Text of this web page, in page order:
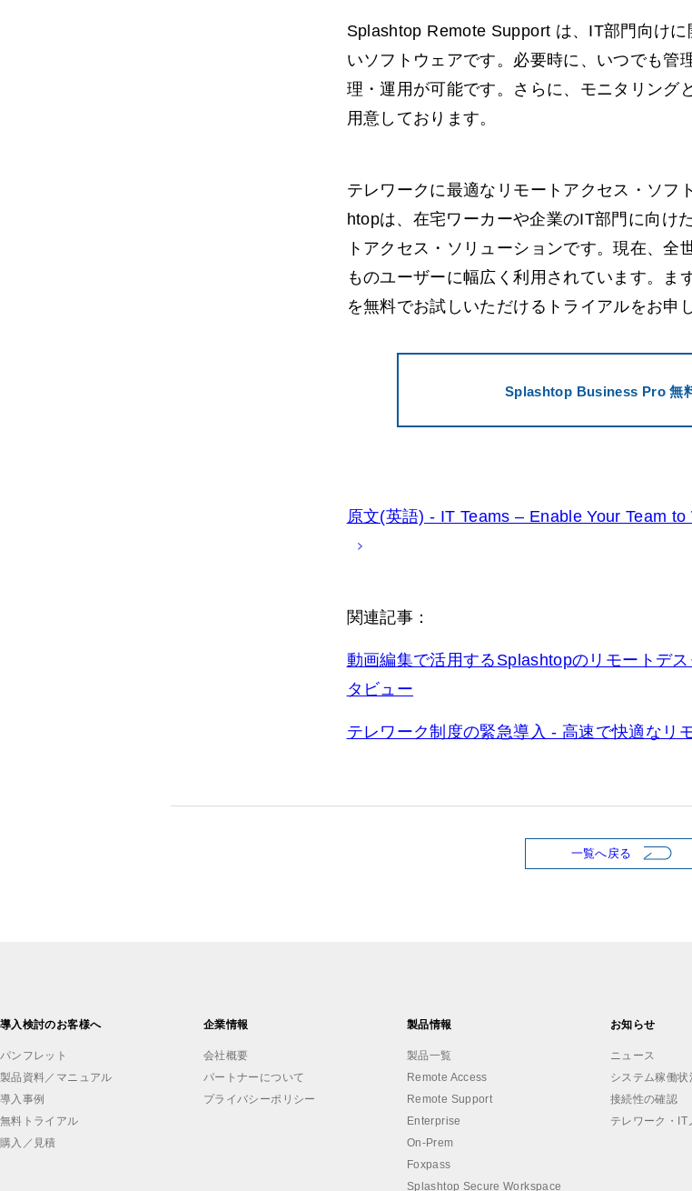
Splashtop Remote Support は、IT部門向け
いソフトウェアです。必要時に、いつでも管
理・運用が可能です。さらに、モニタリング
用意しております。
テレワークに最適なリモートアクセス・ソ
htopは、在宅ワーカーや企業のIT部門に向け
トアクセス・ソリューションです。現在、
ものユーザーに幅広く利用されています。
を無料でお試しいただけるトライアルをお申
Splashtop Business Pro 無
原文(英語) - IT Teams – Enable Your Team
関連記事：
動画編集で活用するSplashtopのリモートデ
タビュー
テレワーク制度の緊急導入 - 高速で快適な
一覧へ戻る
導入検討のお客様へ
パンフレット
製品資料／マニュアル
導入事例
無料トライアル
購入／見積
企業情報
会社概要
パートナーについて
プライバシーポリシー
製品情報
製品一覧
Remote Access
Remote Support
Enterprise
On-Prem
Foxpass
Splashtop Secure Workspace
お知らせ
ニュース
システム稼働状
接続性の確認
テレワーク・IT